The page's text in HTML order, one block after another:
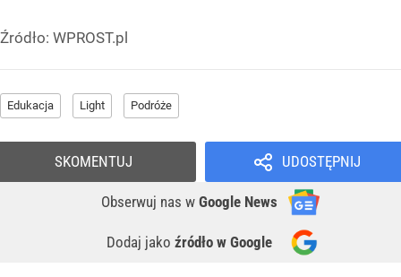
Źródło: WPROST.pl
Edukacja Light Podróże
UDOSTĘPNIJ
Obserwuj nas w Google News
Dodaj jako źródło w Google
SKOMENTUJ